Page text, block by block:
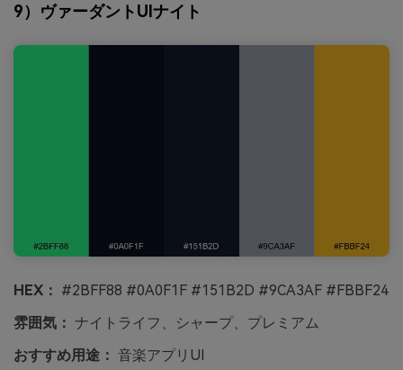
9）ヴァーダントUIナイト
HEX： #2BFF88 #0A0F1F #151B2D #9CA3AF #FBBF24
雰囲気： ナイトライフ、シャープ、プレミアム
おすすめ用途： 音楽アプリUI